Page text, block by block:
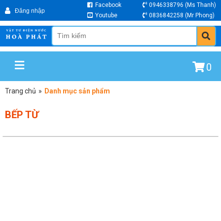
Facebook
Youtube
0946338796 (Ms Thanh)
0836842258 (Mr Phong)
0
Trang chủ » Danh mục sản phẩm
BẾP TỪ